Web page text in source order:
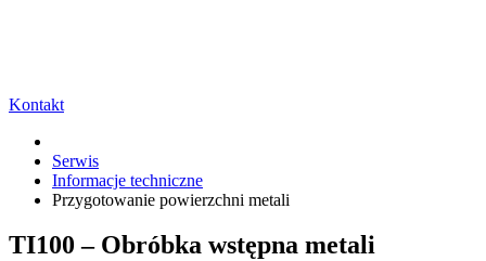
Kontakt
Serwis
Informacje techniczne
Przygotowanie powierzchni metali
TI100 – Obróbka wstępna metali